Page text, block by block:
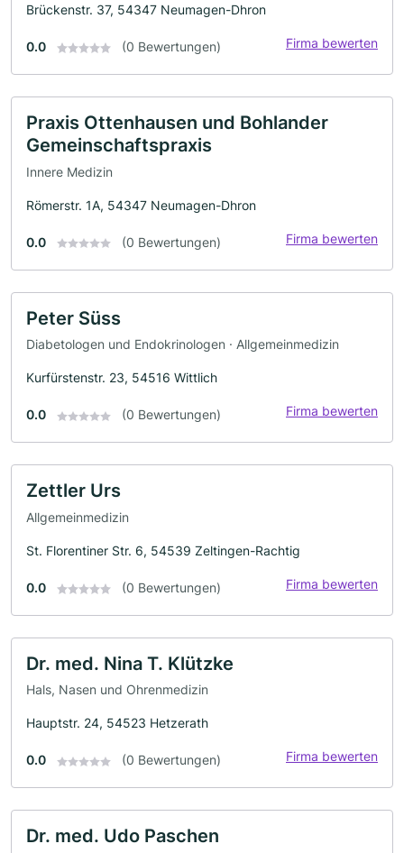
Brückenstr. 37, 54347 Neumagen-Dhron
0.0 (0 Bewertungen) Firma bewerten
Praxis Ottenhausen und Bohlander
Gemeinschaftspraxis
Innere Medizin
Römerstr. 1A, 54347 Neumagen-Dhron
0.0 (0 Bewertungen) Firma bewerten
Peter Süss
Diabetologen und Endokrinologen · Allgemeinmedizin
Kurfürstenstr. 23, 54516 Wittlich
0.0 (0 Bewertungen) Firma bewerten
Zettler Urs
Allgemeinmedizin
St. Florentiner Str. 6, 54539 Zeltingen-Rachtig
0.0 (0 Bewertungen) Firma bewerten
Dr. med. Nina T. Klützke
Hals, Nasen und Ohrenmedizin
Hauptstr. 24, 54523 Hetzerath
0.0 (0 Bewertungen) Firma bewerten
Dr. med. Udo Paschen